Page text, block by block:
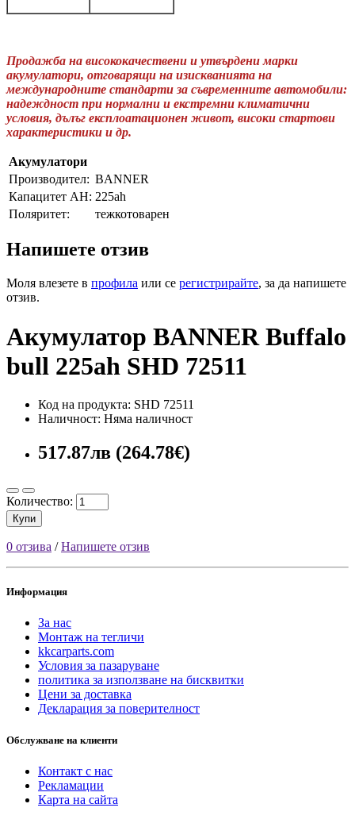
Продажба на висококачествени и утвърдени марки
акумулатори, отговарящи на изискванията на
международните стандарти за съвременните автомобили:
надеждност при нормални и екстремни климатични
условия, дълъг експлоатационен живот, високи стартови
характеристики и др.
Акумулатори
Производител: BANNER
Капацитет AH: 225ah
Поляритет:
тежкотоварен
Напишете отзив
Моля влезете в профила или се регистрирайте, за да напишете
отзив.
Акумулатор BANNER Buffalo
bull 225ah SHD 72511
Код на продукта: SHD 72511
Наличност: Няма наличност
517.87лв (264.78€)
Количество:
Купи
0 отзива /Напишете отзив
Информация
За нас
Монтаж на тегличи
kkcarparts.com
Условия за пазаруване
политика за използване на бисквитки
Цени за доставка
Декларация за поверителност
Обслужване на клиенти
Контакт с нас
Рекламации
Карта на сайта